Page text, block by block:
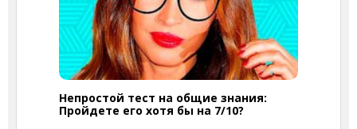
Непростой тест на общие знания:
Пройдете его хотя бы на 7/10?